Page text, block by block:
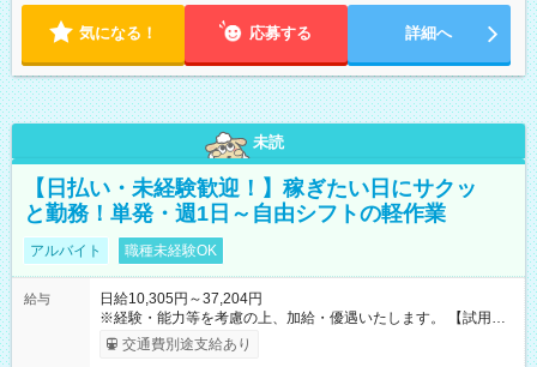
気になる！ 応募する 詳細へ
未読
【日払い・未経験歓迎！】稼ぎたい日にサクッ
と勤務！単発・週1日～自由シフトの軽作業
アルバイト 職種未経験OK
給与
日給10,305円～37,204円
※経験・能力等を考慮の上、加給・優遇いたします。 【試用期
間】試用期間なし
交通費別途支給あり